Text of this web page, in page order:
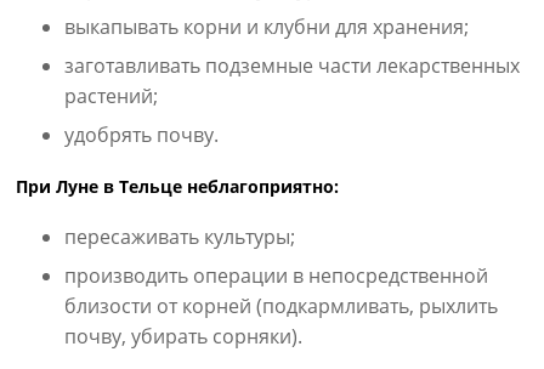
выкапывать корни и клубни для хранения;
заготавливать подземные части лекарственных
растений;
удобрять почву.
При Луне в Тельце неблагоприятно:
пересаживать культуры;
производить операции в непосредственной
близости от корней (подкармливать, рыхлить
почву, убирать сорняки).